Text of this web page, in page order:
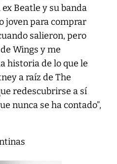
Beatle y su banda
joven para comprar
salieron, pero
Wings y me
historia de lo que le
a raíz de The
redescubrirse a sí
nunca se ha contado”,